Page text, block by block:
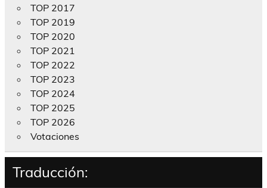
TOP 2017
TOP 2019
TOP 2020
TOP 2021
TOP 2022
TOP 2023
TOP 2024
TOP 2025
TOP 2026
Votaciones
Traducción: